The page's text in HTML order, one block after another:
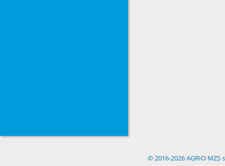
©2016-2026 AGRIO MZS